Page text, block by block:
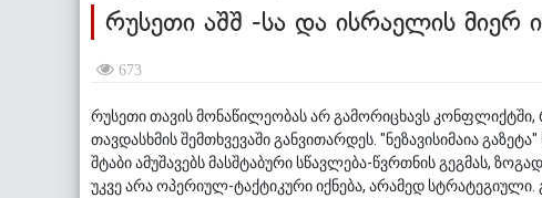
რუსეთი აშშ -სა და ისრაელის მიერ
673
რუსეთი თავის მონაწილეობას არ გამორიცხავს
თავდასხმის შემთხვევაში განვითარდეს. "ნეზავისიმაია
შტაბი ამუშავებს მასშტაბური სწავლება-წვრთნის გეგმას,
უკვე არა ოპერიულ-ტაქტიკური იქნება, არამედ სტრატეგიული.